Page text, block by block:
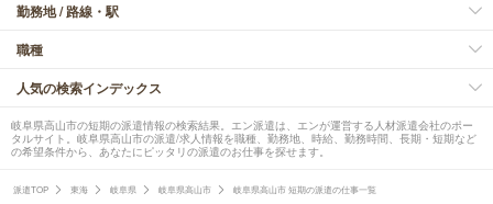
勤務地 / 路線・駅
職種
人気の検索インデックス
岐阜県高山市の短期の派遣情報の検索結果。エン派遣は、エンが運営する人材派遣会社のポー
タルサイト。岐阜県高山市の派遣/求人情報を職種、勤務地、時給、勤務時間、長期・短期など
の希望条件から、あなたにピッタリの派遣のお仕事を探せます。
派遣TOP 東海 岐阜県 岐阜県高山市 岐阜県高山市 短期の派遣の仕事一覧